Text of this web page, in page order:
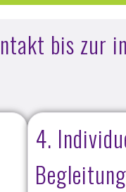
bis zur
4.
Begleitung